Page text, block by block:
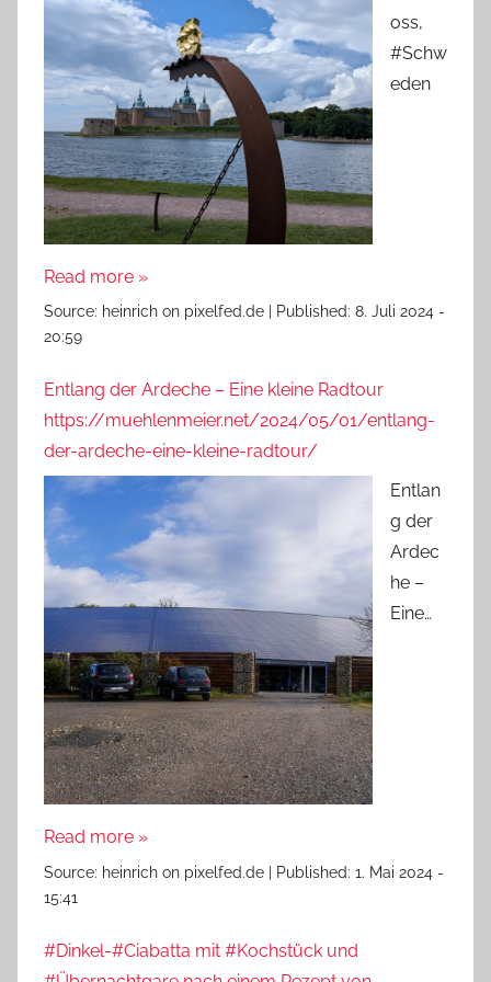
oss,
#Schw
eden
Read more »
Source: heinrich on pixelfed.de Published: 8. Juli 2024 -
20:59
Entlang der Ardeche – Eine kleine Radtour
https://muehlenmeier.net/2024/05/01/entlang-
der-ardeche-eine-kleine-radtour/
Entlan
g der
Ardec
he –
Eine…
Read more »
Source: heinrich on pixelfed.de Published: 1. Mai 2024 -
15:41
#Dinkel-#Ciabatta mit #Kochstück und